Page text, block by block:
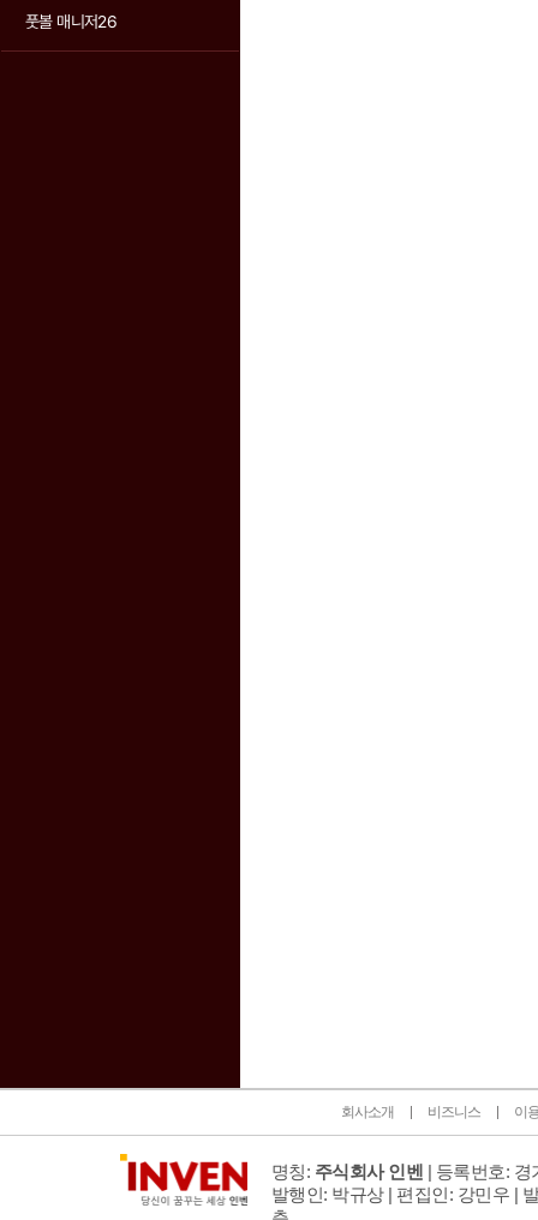
풋볼 매니저26
회사소개 비즈니스 이
명칭: 주식회사 인벤 | 등록번호: 경
발행인: 박규상 | 편집인: 강민우 |